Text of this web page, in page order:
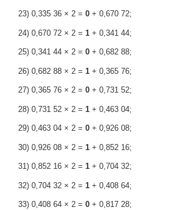
23) 0,335 36 × 2 = 0+ 0,670 72;
24) 0,670 72 × 2 = 1+ 0,341 44;
25) 0,341 44 × 2 = 0+ 0,682 88;
26) 0,682 88 × 2 = 1+ 0,365 76;
27) 0,365 76 × 2 = 0+ 0,731 52;
28) 0,731 52 × 2 = 1+ 0,463 04;
29) 0,463 04 × 2 = 0+ 0,926 08;
30) 0,926 08 × 2 = 1+ 0,852 16;
31) 0,852 16 × 2 = 1+ 0,704 32;
32) 0,704 32 × 2 = 1+ 0,408 64;
33) 0,408 64 × 2 = 0+ 0,817 28;